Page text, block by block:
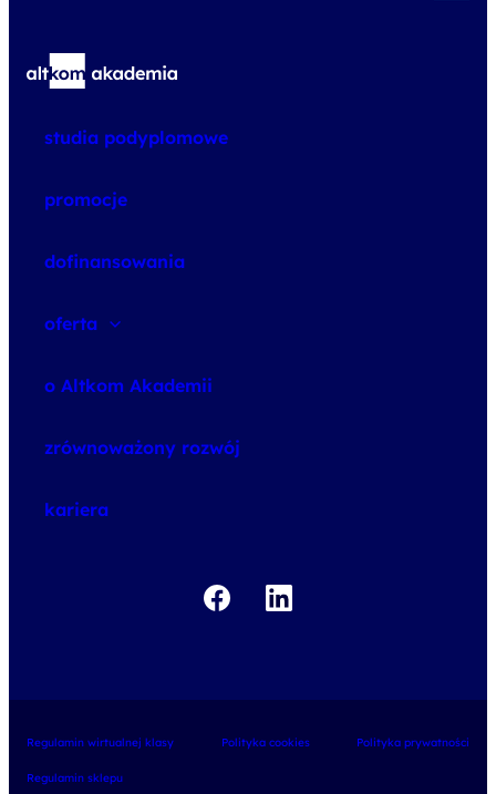
studia podyplomowe
promocje
dofinansowania
oferta
o Altkom Akademii
zrównoważony rozwój
kariera
Regulamin wirtualnej klasy Polityka cookies Polityka prywatności
Regulamin sklepu